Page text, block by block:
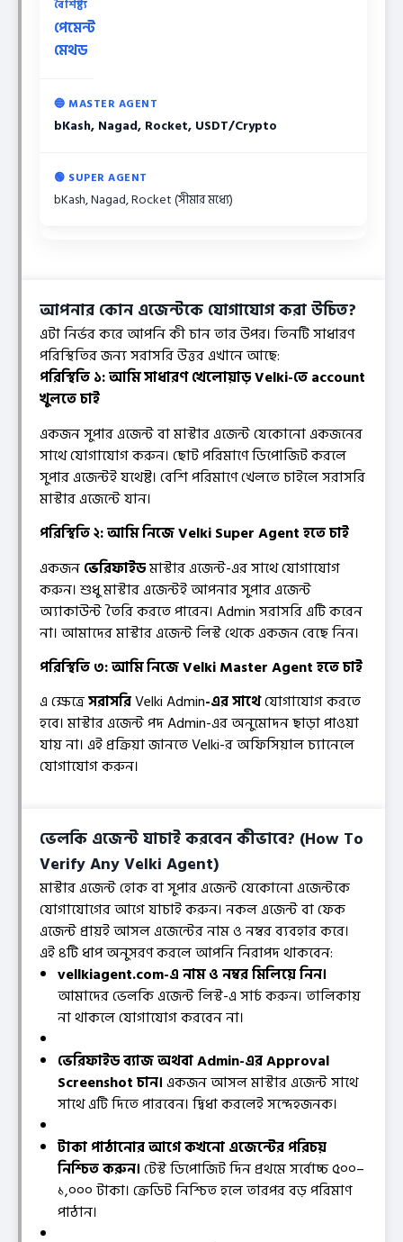
পেমেন্ট
মেথড
bKash, Nagad, Rocket, USDT/Crypto
bKash, Nagad, Rocket (সীমার মধ্যে)
আপনার কোন এজেন্টকে যোগাযোগ করা উচিত?
এটা নির্ভর করে আপনি কী চান তার উপর। তিনটি সাধারণ
পরিস্থিতির জন্য সরাসরি উত্তর এখানে আছে:
পরিস্থিতি ১: আমি সাধারণ খেলোয়াড় Velki-তে account
খুলতে চাই
একজন সুপার এজেন্ট বা মাস্টার এজেন্ট যেকোনো একজনের
সাথে যোগাযোগ করুন। ছোট পরিমাণে ডিপোজিট করলে
সুপার এজেন্টই যথেষ্ট। বেশি পরিমাণে খেলতে চাইলে সরাসরি
মাস্টার এজেন্টে যান।
পরিস্থিতি ২: আমি নিজে Velki Super Agent হতে চাই
একজনভেরিফাইডমাস্টার এজেন্ট-এর সাথে যোগাযোগ
করুন। শুধু মাস্টার এজেন্টই আপনার সুপার এজেন্ট
অ্যাকাউন্ট তৈরি করতে পারেন। Admin সরাসরি এটি করেন
না। আমাদের মাস্টার এজেন্ট লিস্ট থেকে একজন বেছে নিন।
পরিস্থিতি ৩: আমি নিজে Velki Master Agent হতে চাই
এ ক্ষেত্রেসরাসরিVelki Admin-এর সাথেযোগাযোগ করতে
হবে। মাস্টার এজেন্ট পদ Admin-এর অনুমোদন ছাড়া পাওয়া
যায় না। এই প্রক্রিয়া জানতে Velki-র অফিসিয়াল চ্যানেলে
যোগাযোগ করুন।
ভেলকি এজেন্ট যাচাই করবেন কীভাবে? (How To
Verify Any Velki Agent)
মাস্টার এজেন্ট হোক বা সুপার এজেন্ট যেকোনো এজেন্টকে
যোগাযোগের আগে যাচাই করুন। নকল এজেন্ট বা ফেক
এজেন্ট প্রায়ই আসল এজেন্টের নাম ও নম্বর ব্যবহার করে।
এই ৪টি ধাপ অনুসরণ করলে আপনি নিরাপদ থাকবেন:
vellkiagent.com-এ নাম ও নম্বর মিলিয়ে নিন।
আমাদের ভেলকি এজেন্ট লিস্ট-এ সার্চ করুন। তালিকায়
না থাকলে যোগাযোগ করবেন না।
ভেরিফাইড ব্যাজ অথবা Admin-এর Approval
Screenshot চান।একজন আসল মাস্টার এজেন্ট সাথে
সাথে এটি দিতে পারবেন। দ্বিধা করলেই সন্দেহজনক।
টাকা পাঠানোর আগে কখনো এজেন্টের পরিচয়
নিশ্চিত করুন।টেস্ট ডিপোজিট দিন প্রথমে সর্বোচ্চ ৫০০–
১,০০০ টাকা। ক্রেডিট নিশ্চিত হলে তারপর বড় পরিমাণ
পাঠান।